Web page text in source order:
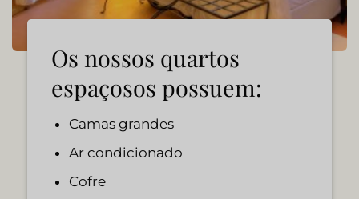
Os nossos quartos
espaçosos possuem:
Camas grandes
Ar condicionado
Cofre